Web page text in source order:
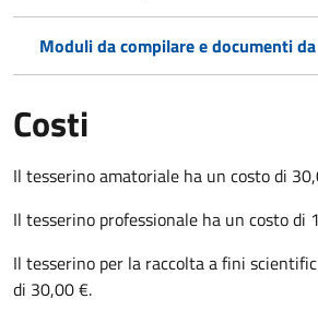
Moduli da compilare e documenti
Costi
Il tesserino amatoriale ha un costo di
Il tesserino professionale ha un costo di
Il tesserino per la raccolta a fini
di 30,00 €.